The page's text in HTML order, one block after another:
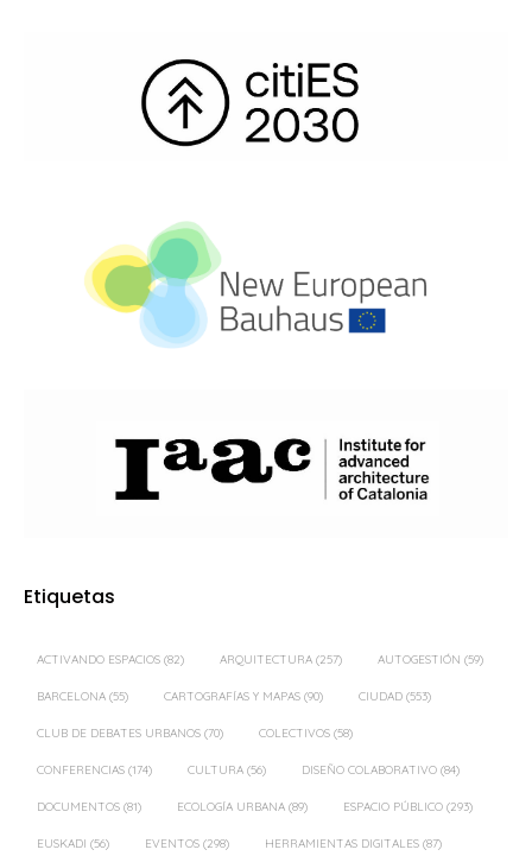
Etiquetas
ACTIVANDO ESPACIOS (82) ARQUITECTURA (257) AUTOGESTIÓN (59)
BARCELONA (55) CARTOGRAFÍAS Y MAPAS (90) CIUDAD (553)
CLUB DE DEBATES URBANOS (70) COLECTIVOS (58)
CONFERENCIAS (174) CULTURA (56) DISEÑO COLABORATIVO (84)
DOCUMENTOS (81) ECOLOGÍA URBANA (89) ESPACIO PÚBLICO (293)
EUSKADI (56) EVENTOS (298) HERRAMIENTAS DIGITALES (87)